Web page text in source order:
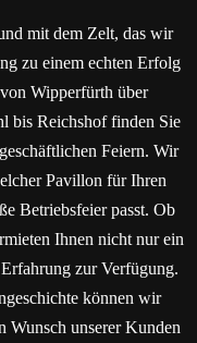
mit dem Zelt, das wir
zu einem echten Erfolg
Wipperfürth über
bis Reichshof finden Sie
Feiern. Wir
Pavillon für Ihren
Betriebsfeier passt. Ob
Ihnen nicht nur ein
zur Verfügung.
können wir
Wunsch unserer Kunden